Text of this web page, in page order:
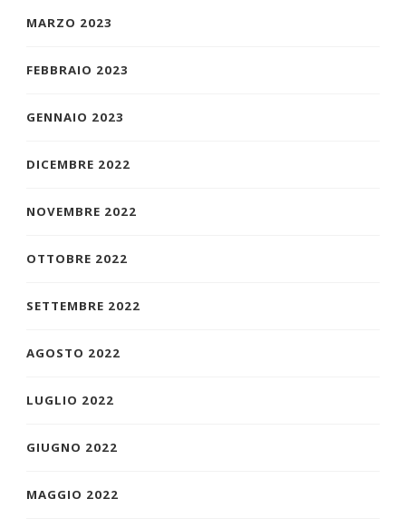
MARZO 2023
FEBBRAIO 2023
GENNAIO 2023
DICEMBRE 2022
NOVEMBRE 2022
OTTOBRE 2022
SETTEMBRE 2022
AGOSTO 2022
LUGLIO 2022
GIUGNO 2022
MAGGIO 2022